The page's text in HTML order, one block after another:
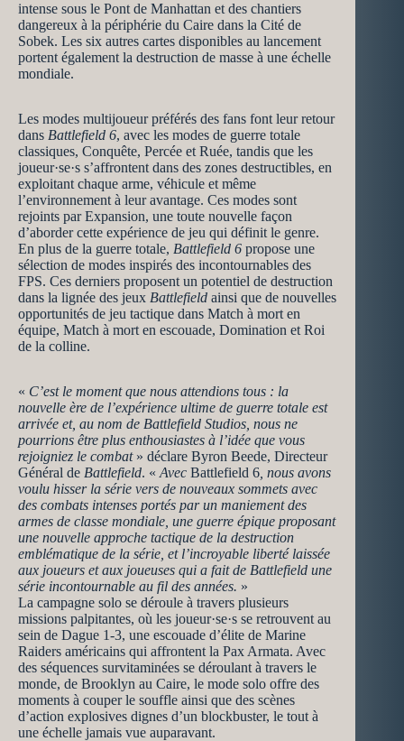
intense sous le Pont de Manhattan et des chantiers
dangereux à la périphérie du Caire dans la Cité de
Sobek. Les six autres cartes disponibles au lancement
portent également la destruction de masse à une échelle
mondiale.
Les modes multijoueur préférés des fans font leur retour
dans Battlefield 6, avec les modes de guerre totale
classiques, Conquête, Percée et Ruée, tandis que les
joueur·se·s s’affrontent dans des zones destructibles, en
exploitant chaque arme, véhicule et même
l’environnement à leur avantage. Ces modes sont
rejoints par Expansion, une toute nouvelle façon
d’aborder cette expérience de jeu qui définit le genre.
En plus de la guerre totale, Battlefield 6 propose une
sélection de modes inspirés des incontournables des
FPS. Ces derniers proposent un potentiel de destruction
dans la lignée des jeux Battlefield ainsi que de nouvelles
opportunités de jeu tactique dans Match à mort en
équipe, Match à mort en escouade, Domination et Roi
de la colline.
« C’est le moment que nous attendions tous : la
nouvelle ère de l’expérience ultime de guerre totale est
arrivée et, au nom de Battlefield Studios, nous ne
pourrions être plus enthousiastes à l’idée que vous
rejoigniez le combat» déclare Byron Beede, Directeur
Général de Battlefield. « Avec Battlefield 6 , nous avons
voulu hisser la série vers de nouveaux sommets avec
des combats intenses portés par un maniement des
armes de classe mondiale, une guerre épique proposant
une nouvelle approche tactique de la destruction
emblématique de la série, et l’incroyable liberté laissée
aux joueurs et aux joueuses qui a fait de Battlefield une
série incontournable au fil des années. »
La campagne solo se déroule à travers plusieurs
missions palpitantes, où les joueur·se·s se retrouvent au
sein de Dague 1-3, une escouade d’élite de Marine
Raiders américains qui affrontent la Pax Armata. Avec
des séquences survitaminées se déroulant à travers le
monde, de Brooklyn au Caire, le mode solo offre des
moments à couper le souffle ainsi que des scènes
d’action explosives dignes d’un blockbuster, le tout à
une échelle jamais vue auparavant.